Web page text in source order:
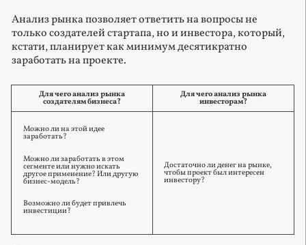
Анализ рынка позволяет ответить на вопросы не
только создателей стартапа, но и инвестора, который,
кстати, планирует как минимум десятикратно
заработать на проекте.
Для чего анализ рынка
создателям бизнеса?
Для чего анализ рынка
инвесторам?
Можно ли на этой идее
заработать?
Можно ли заработать в этом
сегменте или нужно искать
другое применение? Или другую
бизнес-модель?
Возможно ли будет привлечь
инвестиции?
Достаточно ли денег на рынке,
чтобы проект был интересен
инвестору?